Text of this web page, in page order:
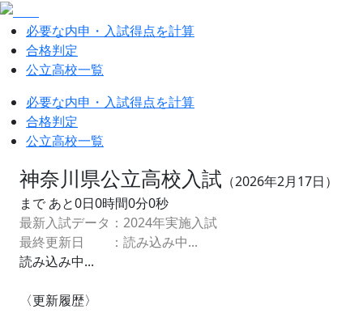
必要な内申・入試得点を計算
合格判定
公立高校一覧
必要な内申・入試得点を計算
合格判定
公立高校一覧
神奈川県公立高校入試 （2026年2月17日）
まで あと0日0時間0分0秒
最新入試データ： 2024年実施入試
最終更新日 ： 読み込み中...
読み込み中...
〈更新履歴〉